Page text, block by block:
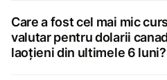
Care a fost cel mai mic
valutar pentru dolarii
laoțieni din ultimele 6 luni?